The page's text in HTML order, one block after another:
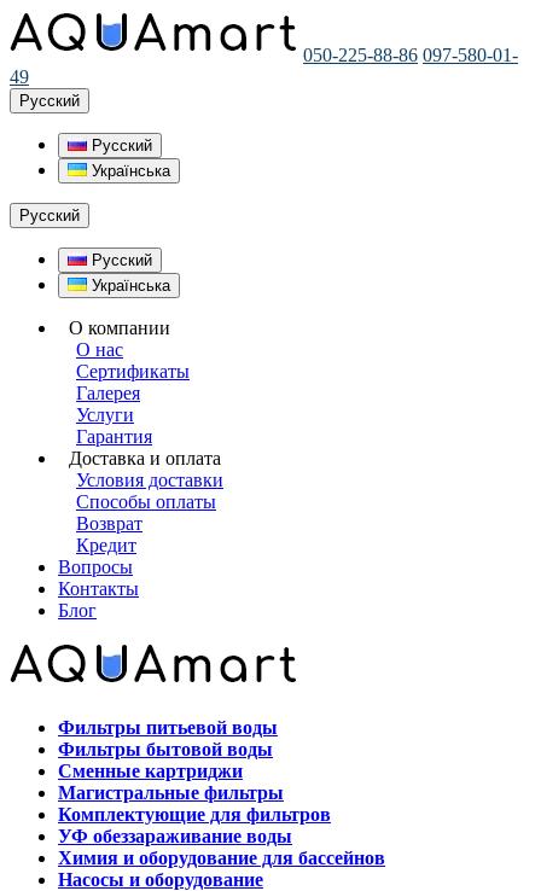
050-225-88-86 097-580-01-
49
Русский
Русский
Українська
Русский
Русский
Українська
О компании
О нас
Сертификаты
Галерея
Услуги
Гарантия
Доставка и оплата
Условия доставки
Способы оплаты
Возврат
Кредит
Вопросы
Контакты
Блог
Фильтры питьевой воды
Фильтры бытовой воды
Сменные картриджи
Магистральные фильтры
Комплектующие для фильтров
УФ обеззараживание воды
Химия и оборудование для бассейнов
Насосы и оборудование